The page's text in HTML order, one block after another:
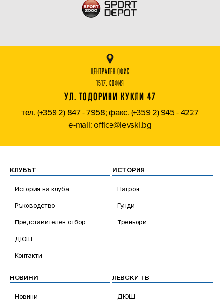
ЦЕНТРАЛЕН ОФИС
1517, СОФИЯ
УЛ. ТОДОРИНИ КУКЛИ 47
тел. (+359 2) 847 - 7958; факс. (+359 2) 945 - 4227
e-mail: office@levski.bg
КЛУБЪТ
История на клуба
Ръководство
Представителен отбор
ДЮШ
Контакти
ИСТОРИЯ
Патрон
Гунди
Треньори
НОВИНИ
Новини
ЛЕВСКИ ТВ
ДЮШ